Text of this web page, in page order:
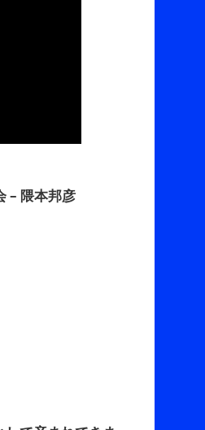
– 隈本邦彦